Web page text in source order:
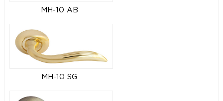
MH-10 AB
MH-10 SG